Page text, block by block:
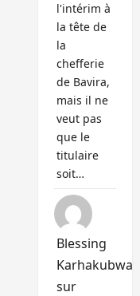
l'intérim à
la tête de
la
chefferie
de Bavira,
mais il ne
veut pas
que le
titulaire
soit…
Blessing
Karhakubwa
sur